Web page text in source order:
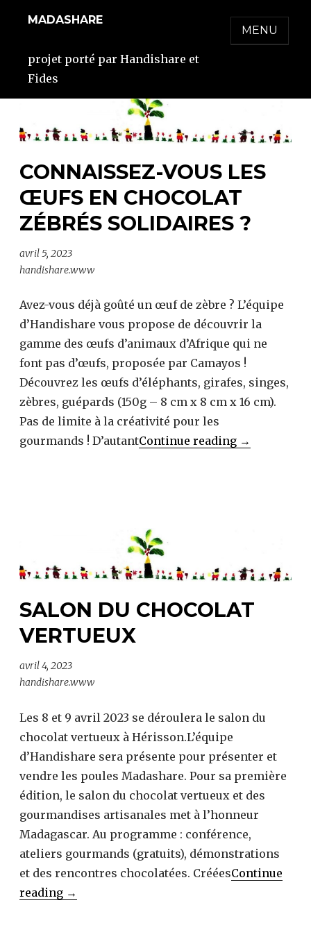
MADASHARE
projet porté par Handishare et
Fides
MENU
CONNAISSEZ-VOUS LES
ŒUFS EN CHOCOLAT
ZÉBRÉS SOLIDAIRES ?
avril 5, 2023
handishare.www
Avez-vous déjà goûté un œuf de zèbre ? L’équipe
d’Handishare vous propose de découvrir la
gamme des œufs d’animaux d’Afrique qui ne
font pas d’œufs, proposée par Camayos !
Découvrez les œufs d’éléphants, girafes, singes,
zèbres, guépards (150g – 8 cm x 8 cm x 16 cm).
Pas de limite à la créativité pour les
gourmands ! D’autantContinue reading Connaissez-
solidaires ?
→
SALON DU CHOCOLAT
VERTUEUX
avril 4, 2023
handishare.www
Les 8 et 9 avril 2023 se déroulera le salon du
chocolat vertueux à Hérisson.L’équipe
d’Handishare sera présente pour présenter et
vendre les poules Madashare. Pour sa première
édition, le salon du chocolat vertueux et des
gourmandises artisanales met à l’honneur
Madagascar. Au programme : conférence,
ateliers gourmands (gratuits), démonstrations
et des rencontres chocolatées. CrééesContinue
reading Salon
→